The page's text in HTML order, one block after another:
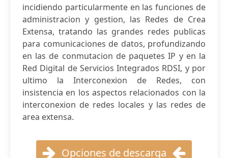
incidiendo particularmente en las funciones de
administracion y gestion, las Redes de Crea
Extensa, tratando las grandes redes publicas
para comunicaciones de datos, profundizando
en las de conmutacion de paquetes IP y en la
Red Digital de Servicios Integrados RDSI, y por
ultimo la Interconexion de Redes, con
insistencia en los aspectos relacionados con la
interconexion de redes locales y las redes de
area extensa.
Opciones de descarga